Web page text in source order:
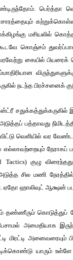
மசியலில்
கூடவே கொஞ்சம்
கையில் பியரைக்
நடந்த பிரச்சனைக்
சதுக்கத்துக்கருகில்
பத்தாவது
வெளியில் வர
நேராகப்
Tactics) குழு
சில மணி நேரத்தில்
ஏதோ ஹாலிவுட் ஆக்ஷன்
தண்ணீரும்
அமைதியாக
மிரட்டி அனைவரையும்
யாரும்